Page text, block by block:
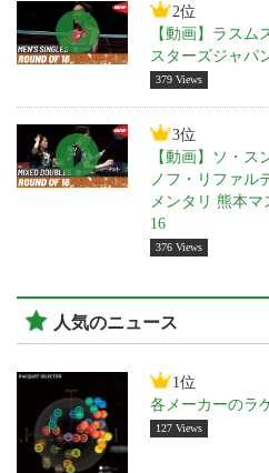
2位
【動画】ラスム
スターズジャパ
379 Views
3位
【動画】ソ・ス
ノフ・リファル
メンタリ 熊本マ
16
376 Views
人気のニュース
1位
各メーカーのラ
127 Views